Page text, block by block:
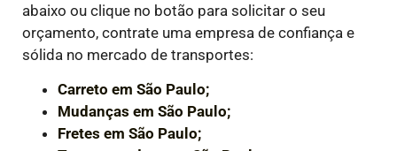
abaixo ou clique no botão para solicitar o seu
orçamento, contrate uma empresa de confiança e
sólida no mercado de transportes:
Carreto em São Paulo;
Mudanças em São Paulo;
Fretes em São Paulo;